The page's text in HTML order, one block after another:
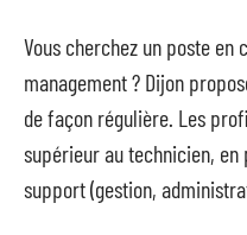
Vous cherchez un poste
management ? Dijon
de façon régulière. Les
supérieur au technicien,
support (gestion,